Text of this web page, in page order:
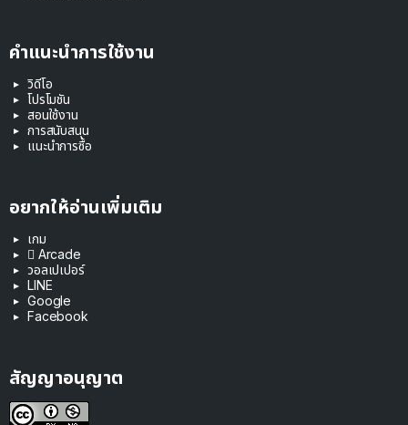
คำแนะนำการใช้งาน
วิดีโอ
โปรโมชัน
สอนใช้งาน
การสนับสนุน
แนะนำการซื้อ
อยากให้อ่านเพิ่มเติม
เกม
 Arcade
วอลเปเปอร์
LINE
Google
Facebook
สัญญาอนุญาต